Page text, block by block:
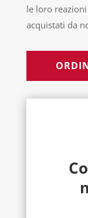
le loro
acquistati da